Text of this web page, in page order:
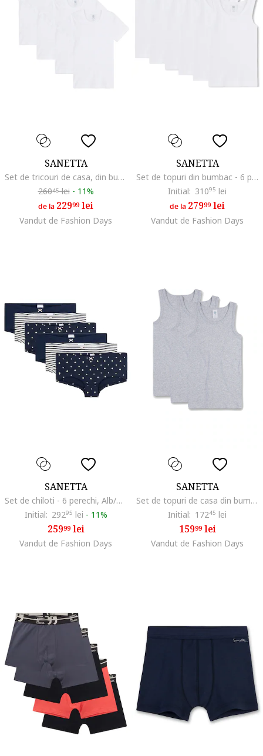
SANETTA
Set de tricouri de casa, din bumbac - 4 piese, Alb
26045lei - 11%
de la 22999lei
Vandut de Fashion Days
SANETTA
Set de topuri din bumbac - 6 piese, Alb
Initial: 31095 lei
de la 27999lei
Vandut de Fashion Days
SANETTA
Set de chiloti - 6 perechi, Alb/Albastru
Initial: 29295 lei - 11%
25999lei
Vandut de Fashion Days
SANETTA
Set de topuri de casa din bumbac - 3 piese, Gri
Initial: 17245 lei
15999lei
Vandut de Fashion Days